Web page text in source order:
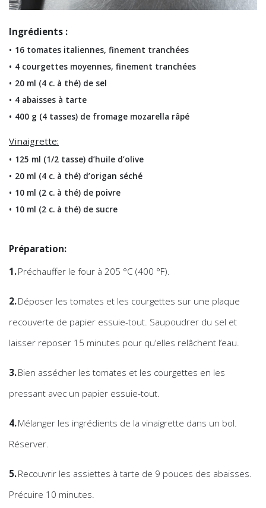
Ingrédients :
16 tomates italiennes, finement tranchées
4 courgettes moyennes, finement tranchées
20 ml (4 c. à thé) de sel
4 abaisses à tarte
400 g (4 tasses) de fromage mozarella râpé
Vinaigrette:
125 ml (1/2 tasse) d’huile d’olive
20 ml (4 c. à thé) d’origan séché
10 ml (2 c. à thé) de poivre
10 ml (2 c. à thé) de sucre
Préparation:
Préchauffer le four à 205 °C (400 °F).
Déposer les tomates et les courgettes sur une plaque
recouverte de papier essuie-tout. Saupoudrer du sel et
laisser reposer 15 minutes pour qu’elles relâchent l’eau.
Bien assécher les tomates et les courgettes en les
pressant avec un papier essuie-tout.
Mélanger les ingrédients de la vinaigrette dans un bol.
Réserver.
Recouvrir les assiettes à tarte de 9 pouces des abaisses.
Précuire 10 minutes.